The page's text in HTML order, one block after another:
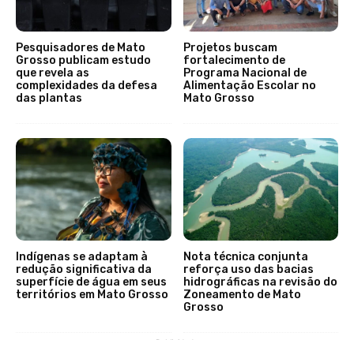
Pesquisadores de Mato
Grosso publicam estudo
que revela as
complexidades da defesa
das plantas
Projetos buscam
fortalecimento de
Programa Nacional de
Alimentação Escolar no
Mato Grosso
Indígenas se adaptam à
redução significativa da
superfície de água em seus
territórios em Mato Grosso
Nota técnica conjunta
reforça uso das bacias
hidrográficas na revisão do
Zoneamento de Mato
Grosso